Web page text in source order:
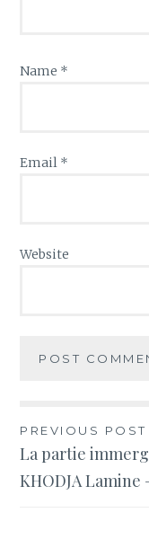
Name *
Email *
Website
Post
navigation
PREVIOUS POST
La partie
KHODJA